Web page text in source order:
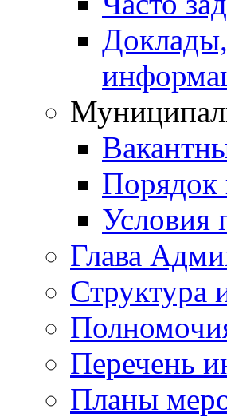
Доклады,
Порядок
Условия
Глава
Структура
Перечень
Планы